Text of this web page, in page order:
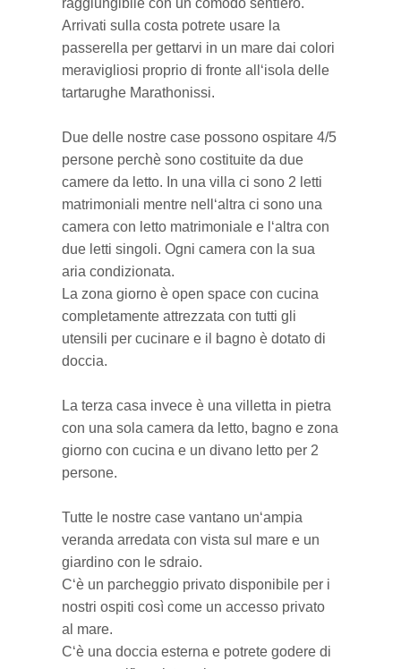
Villaggi del nord
raggiungibile con un comodo sentiero.
Arrivati sulla costa potrete usare la
passerella per gettarvi in un mare dai colori
meravigliosi proprio di fronte all‘isola delle
tartarughe Marathonissi.
Due delle nostre case possono ospitare 4/5
persone perchè sono costituite da due
camere da letto. In una villa ci sono 2 letti
matrimoniali mentre nell‘altra ci sono una
camera con letto matrimoniale e l‘altra con
due letti singoli. Ogni camera con la sua
aria condizionata.
La zona giorno è open space con cucina
completamente attrezzata con tutti gli
utensili per cucinare e il bagno è dotato di
doccia.
La terza casa invece è una villetta in pietra
con una sola camera da letto, bagno e zona
giorno con cucina e un divano letto per 2
persone.
Tutte le nostre case vantano un‘ampia
veranda arredata con vista sul mare e un
giardino con le sdraio.
C‘è un parcheggio privato disponibile per i
nostri ospiti così come un accesso privato
al mare.
C‘è una doccia esterna e potrete godere di